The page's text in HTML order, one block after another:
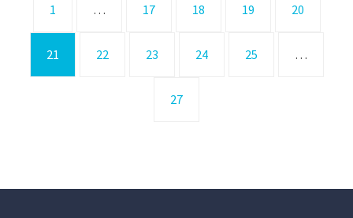
1 … 17 18 19 20
21 22 23 24 25 …
27